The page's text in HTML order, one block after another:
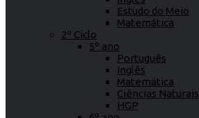
Estudo do Meio
Matemática
2º Ciclo
5º ano
Português
Inglês
Matemática
Ciências Naturais
HGP